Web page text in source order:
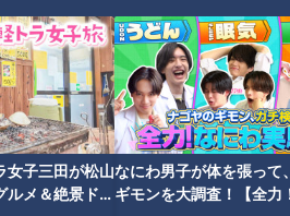
女子三田が松山
ルメ＆絶景ドラ
なにわ男子が体を張って
ギモンを大調査！【全力
ツ